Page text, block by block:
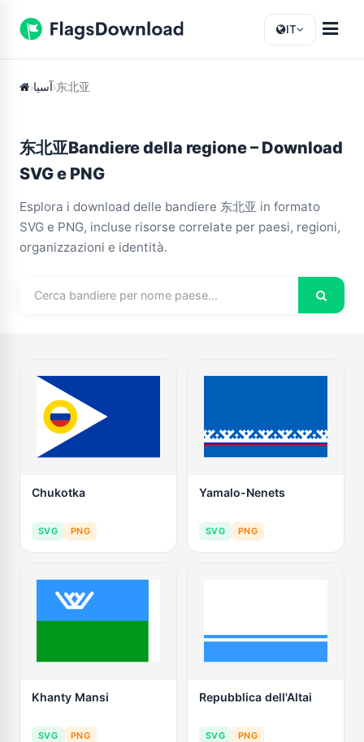
IT
آسیا 东北亚
东北亚Bandiere della regione – Download
SVG e PNG
Esplora i download delle bandiere 东北亚 in formato
SVG e PNG, incluse risorse correlate per paesi, regioni,
organizzazioni e identità.
Chukotka
SVG PNG
Yamalo-Nenets
SVG PNG
Khanty Mansi
SVG PNG
Repubblica dell'Altai
SVG PNG